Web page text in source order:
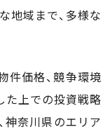
地域まで、多様な
件価格、競争環境
た上での投資戦略
神奈川県のエリア